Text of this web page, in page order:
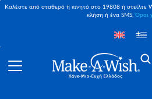
Καλέστε από σταθερό ή κινητό στο 19808 ή στείλτε
κλήση ή ένα SMS,Όροι